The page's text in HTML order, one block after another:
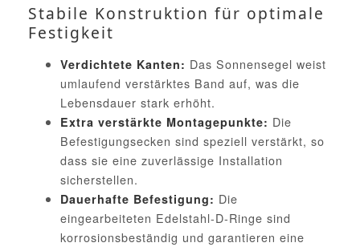
Stabile Konstruktion für optimale
Festigkeit
Verdichtete Kanten: Das Sonnensegel weist
umlaufend verstärktes Band auf, was die
Lebensdauer stark erhöht.
Extra verstärkte Montagepunkte: Die
Befestigungsecken sind speziell verstärkt, so
dass sie eine zuverlässige Installation
sicherstellen.
Dauerhafte Befestigung: Die
eingearbeiteten Edelstahl-D-Ringe sind
korrosionsbeständig und garantieren eine